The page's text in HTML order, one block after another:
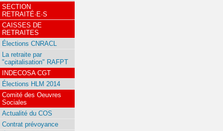
SECTION
RETRAITÉ·E·S
CAISSES DE
RETRAITES
Élections CNRACL
La retraite par
"capitalisation" RAFPT
INDECOSA CGT
Élections HLM 2014
Comité des Oeuvres
Sociales
Actualité du COS
Contrat prévoyance